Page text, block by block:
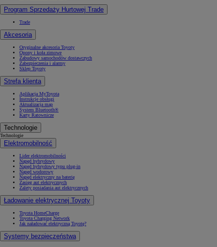
Program Sprzedaży Hurtowej Trade
Trade
Akcesoria
Oryginalne akcesoria Toyoty
Opony i koła zimowe
Zabudowy samochodów dostawczych
Zabezpieczenia i alarmy
Sklep Toyoty
Strefa klienta
Aplikacja MyToyota
Instrukcje obsługi
Aktualizacja map
System Bluetooth®
Karty Ratownicze
Technologie
Technologie
Elektromobilność
Lider elektromobilności
Napęd hybrydowy
Napęd hybrydowy typu plug-in
Napęd wodorowy
Napęd elektryczny na baterię
Zasięg aut elektrycznych
Zalety posiadania aut elektrycznych
Ładowanie elektrycznej Toyoty
Toyota HomeCharge
Toyota Charging Network
Jak naładować elektryczną Toyotę?
Systemy bezpieczeństwa